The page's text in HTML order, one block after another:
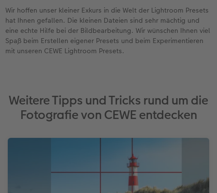
Wir hoffen unser kleiner Exkurs in die Welt der Lightroom Presets
hat Ihnen gefallen. Die kleinen Dateien sind sehr mächtig und
eine echte Hilfe bei der Bildbearbeitung. Wir wünschen Ihnen viel
Spaß beim Erstellen eigener Presets und beim Experimentieren
mit unseren CEWE Lightroom Presets.
Weitere Tipps und Tricks rund um die
Fotografie von CEWE entdecken